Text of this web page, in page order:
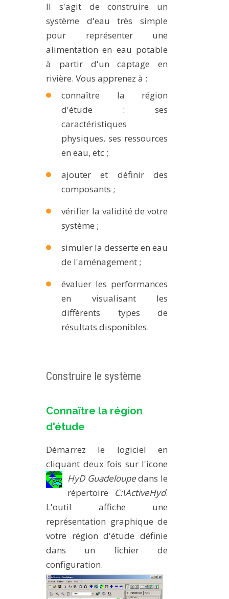
NOTES THÉMATIQUES
NOS TRAVAUX EN VIDÉO
Il s'agit de construire un
système d'eau très simple
pour représenter une
alimentation en eau potable
à partir d'un captage en
rivière. Vous apprenez à :
connaître la région
d'étude : ses
caractéristiques
physiques, ses ressources
en eau, etc ;
ajouter et définir des
composants ;
vérifier la validité de votre
système ;
simuler la desserte en eau
de l'aménagement ;
évaluer les performances
en visualisant les
différents types de
résultats disponibles.
Construire le système
Connaître la région
d'étude
Démarrez le logiciel en
cliquant deux fois sur l'icone
HyD Guadeloupe dans le
répertoire C:\ActiveHyd.
L'outil affiche une
représentation graphique de
votre région d'étude définie
dans un fichier de
configuration.